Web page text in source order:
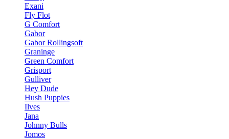
Exani
Fly Flot
G Comfort
Gabor
Gabor Rollingsoft
Graninge
Green Comfort
Grisport
Gulliver
Hey Dude
Hush Puppies
Ilves
Jana
Johnny Bulls
Jomos